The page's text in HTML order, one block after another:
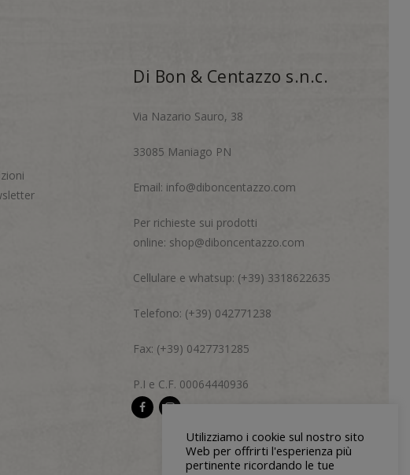
Di Bon & Centazzo s.n.c.
Via Nazario Sauro, 38
33085 Maniago PN
Email: info@diboncentazzo.com
Per richieste sui prodotti
online: shop@diboncentazzo.com
Cellulare e whatsup: (+39) 3318622635
Telefono: (+39) 042771238
Fax: (+39) 0427731285
P.I e C.F. 00064440936
Utilizziamo i cookie sul nostro sito
Web per offrirti l'esperienza più
pertinente ricordando le tue